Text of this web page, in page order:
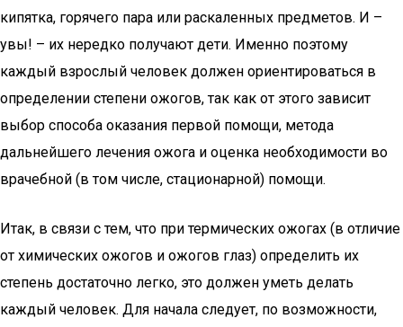
кипятка, горячего пара или раскаленных предметов. И –
увы! – их нередко получают дети. Именно поэтому
каждый взрослый человек должен ориентироваться в
определении степени ожогов, так как от этого зависит
выбор способа оказания первой помощи, метода
дальнейшего лечения ожога и оценка необходимости во
врачебной (в том числе, стационарной) помощи.
Итак, в связи с тем, что при термических ожогах (в отличие
от химических ожогов и ожогов глаз) определить их
степень достаточно легко, это должен уметь делать
каждый человек. Для начала следует, по возможности,